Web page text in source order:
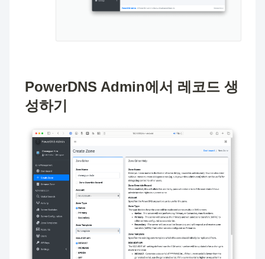
PowerDNS Admin에서 레코드 생
성하기